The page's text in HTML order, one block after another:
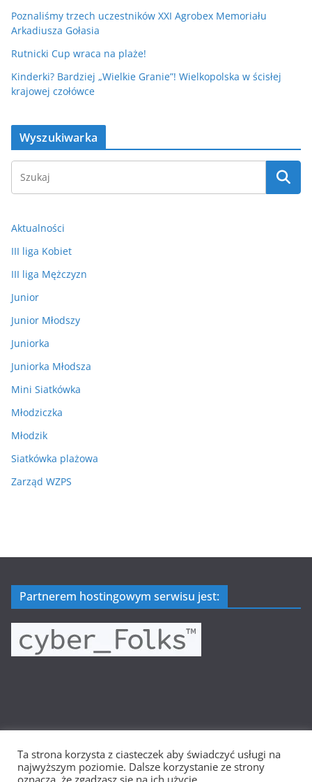
Poznaliśmy trzech uczestników XXI Agrobex Memoriału
Arkadiusza Gołasia
Rutnicki Cup wraca na plaże!
Kinderki? Bardziej „Wielkie Granie”! Wielkopolska w ścisłej
krajowej czołówce
Wyszukiwarka
Aktualności
III liga Kobiet
III liga Mężczyzn
Junior
Junior Młodszy
Juniorka
Juniorka Młodsza
Mini Siatkówka
Młodziczka
Młodzik
Siatkówka plażowa
Zarząd WZPS
Partnerem hostingowym serwisu jest:
Prawa autorskie © 2026Wielkopolska Siatkówka. Wszystkie
prawa zastrzeżone.
Ta strona korzysta z ciasteczek aby świadczyć usługi na
najwyższym poziomie. Dalsze korzystanie ze strony
oznacza, że zgadzasz się na ich użycie.